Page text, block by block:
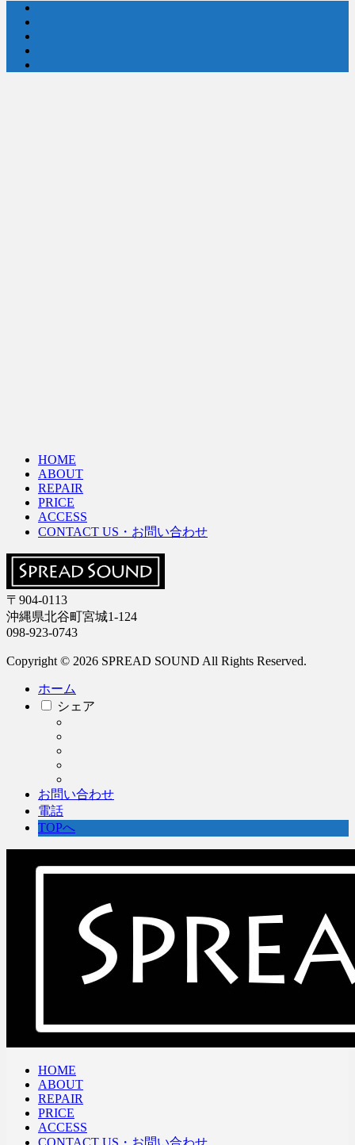
HOME
ABOUT
REPAIR
PRICE
ACCESS
CONTACT US・お問い合わせ
〒904-0113
沖縄県北谷町宮城1-124
098-923-0743
Copyright © 2026 SPREAD SOUND All Rights Reserved.
ホーム
シェア
お問い合わせ
電話
TOPへ
HOME
ABOUT
REPAIR
PRICE
ACCESS
CONTACT US・お問い合わせ